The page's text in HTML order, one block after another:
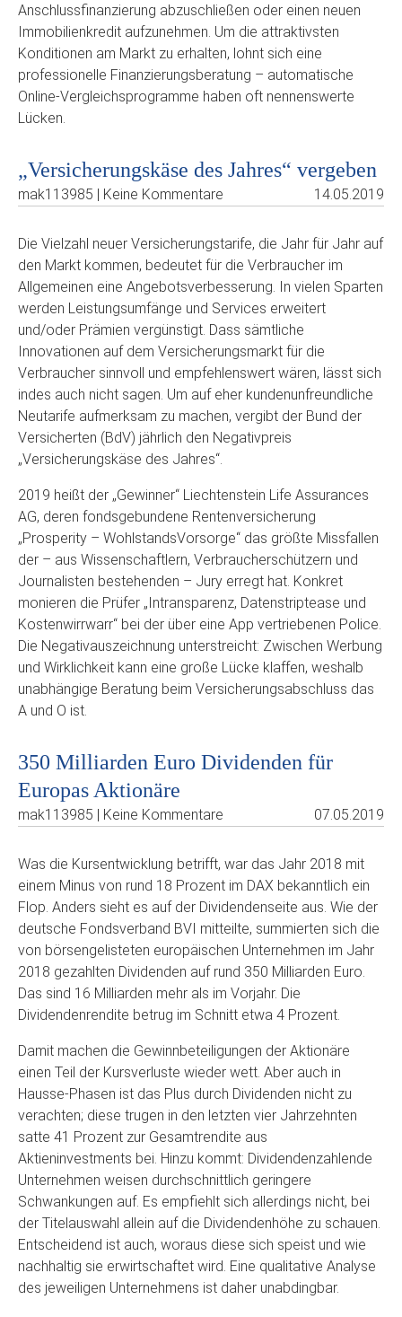
Anschlussfinanzierung abzuschließen oder einen neuen
Immobilienkredit aufzunehmen. Um die attraktivsten
Konditionen am Markt zu erhalten, lohnt sich eine
professionelle Finanzierungsberatung – automatische
Online-Vergleichsprogramme haben oft nennenswerte
Lücken.
„Versicherungskäse des Jahres“ vergeben
mak113985 | Keine Kommentare 14.05.2019
Die Vielzahl neuer Versicherungstarife, die Jahr für Jahr auf
den Markt kommen, bedeutet für die Verbraucher im
Allgemeinen eine Angebotsverbesserung. In vielen Sparten
werden Leistungsumfänge und Services erweitert
und/oder Prämien vergünstigt. Dass sämtliche
Innovationen auf dem Versicherungsmarkt für die
Verbraucher sinnvoll und empfehlenswert wären, lässt sich
indes auch nicht sagen. Um auf eher kundenunfreundliche
Neutarife aufmerksam zu machen, vergibt der Bund der
Versicherten (BdV) jährlich den Negativpreis
„Versicherungskäse des Jahres“.
2019 heißt der „Gewinner“ Liechtenstein Life Assurances
AG, deren fondsgebundene Rentenversicherung
„Prosperity – WohlstandsVorsorge“ das größte Missfallen
der – aus Wissenschaftlern, Verbraucherschützern und
Journalisten bestehenden – Jury erregt hat. Konkret
monieren die Prüfer „Intransparenz, Datenstriptease und
Kostenwirrwarr“ bei der über eine App vertriebenen Police.
Die Negativauszeichnung unterstreicht: Zwischen Werbung
und Wirklichkeit kann eine große Lücke klaffen, weshalb
unabhängige Beratung beim Versicherungsabschluss das
A und O ist.
350 Milliarden Euro Dividenden für
Europas Aktionäre
mak113985 | Keine Kommentare 07.05.2019
Was die Kursentwicklung betrifft, war das Jahr 2018 mit
einem Minus von rund 18 Prozent im DAX bekanntlich ein
Flop. Anders sieht es auf der Dividendenseite aus. Wie der
deutsche Fondsverband BVI mitteilte, summierten sich die
von börsengelisteten europäischen Unternehmen im Jahr
2018 gezahlten Dividenden auf rund 350 Milliarden Euro.
Das sind 16 Milliarden mehr als im Vorjahr. Die
Dividendenrendite betrug im Schnitt etwa 4 Prozent.
Damit machen die Gewinnbeteiligungen der Aktionäre
einen Teil der Kursverluste wieder wett. Aber auch in
Hausse-Phasen ist das Plus durch Dividenden nicht zu
verachten; diese trugen in den letzten vier Jahrzehnten
satte 41 Prozent zur Gesamtrendite aus
Aktieninvestments bei. Hinzu kommt: Dividendenzahlende
Unternehmen weisen durchschnittlich geringere
Schwankungen auf. Es empfiehlt sich allerdings nicht, bei
der Titelauswahl allein auf die Dividendenhöhe zu schauen.
Entscheidend ist auch, woraus diese sich speist und wie
nachhaltig sie erwirtschaftet wird. Eine qualitative Analyse
des jeweiligen Unternehmens ist daher unabdingbar.